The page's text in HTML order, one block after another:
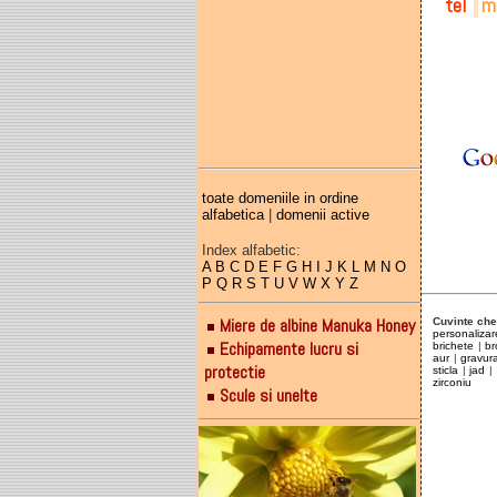
toate domeniile in ordine
alfabetica| domenii active
Index alfabetic:
A B C D E F G H J K L M N O
P Q R S T U V W X Y Z
Miere de albine Manuka Honey
Echipamente lucru si
protectie
Scule si unelte
Cuvinte
brichete |
aur|
sticla |jad |
zirconiu